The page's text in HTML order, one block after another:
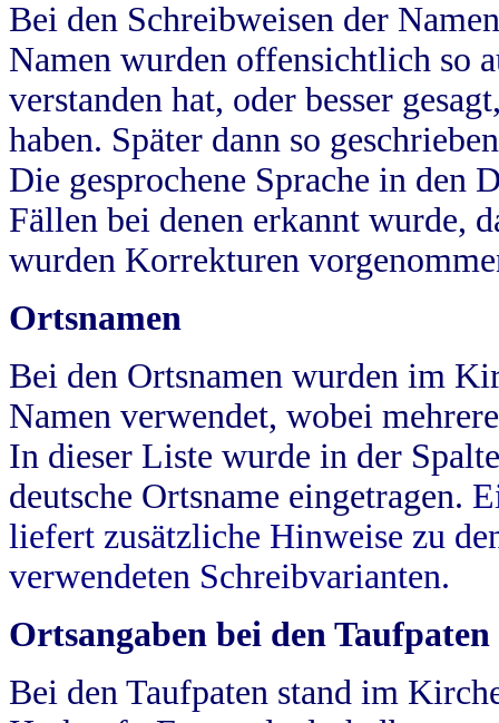
Bei den Schreibweisen der
Namen wurden offensichtlich so
verstanden hat, oder besser
haben. Später dann so
Die gesprochene Sprache in
Fällen bei denen erkannt wurde,
wurden Korrekturen
Ortsnamen
Bei den Ortsnamen wurden im
Namen verwendet, wobei
In dieser Liste wurde in der
deutsche Ortsname eingetragen.
liefert zusätzliche Hinweise zu
verwendeten Schreibvarianten.
Ortsangaben bei den Taufpaten
Bei den Taufpaten stand im